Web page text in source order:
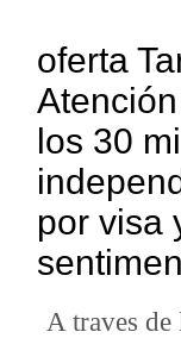
oferta
los 30
por visa
A traves de